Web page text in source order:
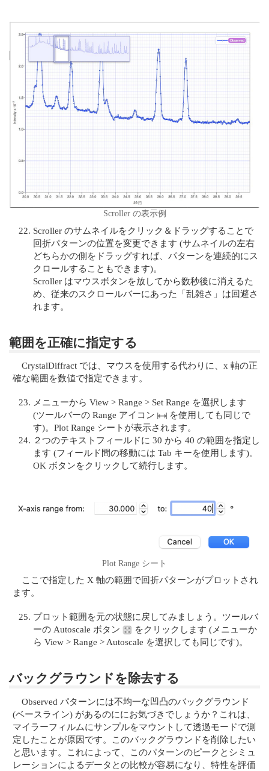
Scroller の表示例
Scroller のサムネイルをクリック＆ドラッグすることで
回折パターンの位置を変更できます (サムネイルの左右
どちらかの側をドラッグすれば、パターンを連続的にス
クロールすることもできます)。
Scroller はマウスボタンを放してから数秒後に消えるた
め、従来のスクロールバーにあった「乱雑さ」は回避さ
れます。
範囲を正確に指定する
CrystalDiffract では、マウスを使用する代わりに、x 軸の正
確な範囲を数値で指定できます。
メニューから View > Range > Set Range を選択します
(ツールバーの Range アイコン
を使用しても同じで
す)。Plot Range シートが表示されます。
２つのテキストフィールドに 30 から 40 の範囲を指定し
ます (フィールド間の移動には Tab キーを使用します)。
OK ボタンをクリックして続行します。
Plot Range シート
ここで指定した X 軸の範囲で回折パターンがプロットされ
ます。
プロット範囲を元の状態に戻してみましょう。ツールバ
ーの Autoscale ボタン
をクリックします (メニューか
ら View > Range > Autoscale を選択しても同じです)。
バックグラウンドを除去する
Observed パターンには不均一な凹凸のバックグラウンド
(ベースライン) があるのににお気づきでしょうか？これは、
マイラーフィルムにサンプルをマウントして透過モードで測
定したことが原因です。このバックグラウンドを削除したい
と思います。これによって、このパターンのピークとシミュ
レーションによるデータとの比較が容易になり、特性を評価